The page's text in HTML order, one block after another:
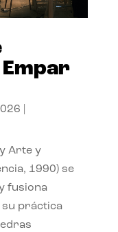
Arte y
1990) se
fusiona
su práctica